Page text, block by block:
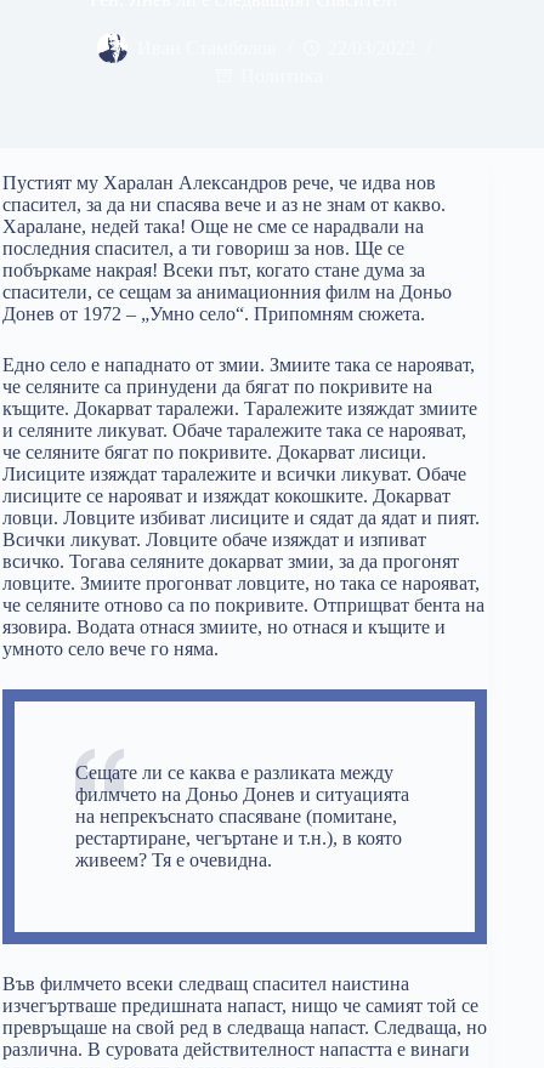
Пустият му Харалан Александров рече, че идва нов
спасител, за да ни спасява вече и аз не знам от какво.
Харалане, недей така! Още не сме се нарадвали на
последния спасител, а ти говориш за нов. Ще се
побъркаме накрая! Всеки път, когато стане дума за
спасители, се сещам за анимационния филм на Доньо
Донев от 1972 – „Умно село“. Припомням сюжета.
Едно село е нападнато от змии. Змиите така се нарояват,
че селяните са принудени да бягат по покривите на
къщите. Докарват таралежи. Таралежите изяждат змиите
и селяните ликуват. Обаче таралежите така се нарояват,
че селяните бягат по покривите. Докарват лисици.
Лисиците изяждат таралежите и всички ликуват. Обаче
лисиците се нарояват и изяждат кокошките. Докарват
ловци. Ловците избиват лисиците и сядат да ядат и пият.
Всички ликуват. Ловците обаче изяждат и изпиват
всичко. Тогава селяните докарват змии, за да прогонят
ловците. Змиите прогонват ловците, но така се нарояват,
че селяните отново са по покривите. Отприщват бента на
язовира. Водата отнася змиите, но отнася и къщите и
умното село вече го няма.
Сещате ли се каква е разликата между
филмчето на Доньо Донев и ситуацията
на непрекъснато спасяване (помитане,
рестартиране, чегъртане и т.н.), в която
живеем? Тя е очевидна.
Във филмчето всеки следващ спасител наистина
изчегъртваше предишната напаст, нищо че самият той се
превръщаше на свой ред в следваща напаст. Следваща, но
различна. В суровата действителност напастта е винаги